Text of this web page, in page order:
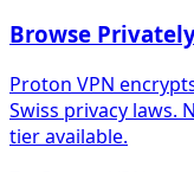
Browse
Proton VPN
Swiss privacy laws.
tier available.